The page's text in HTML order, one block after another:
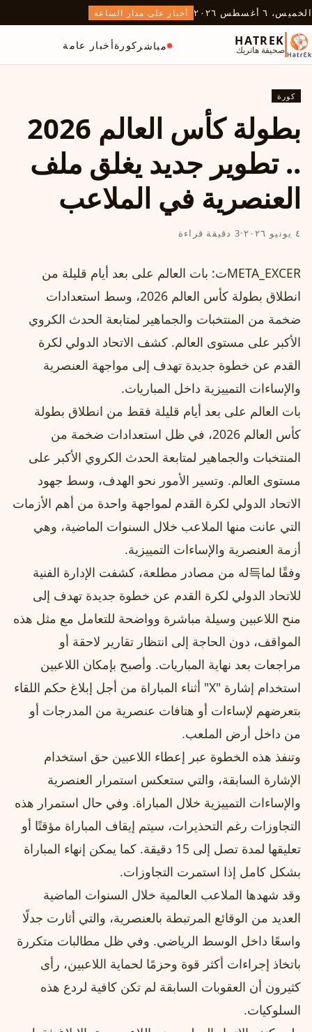
الخميس، ٦ أغسطس ٢٠٢٦ أخبار على مدار الساعة
HATREK
صحيفة هاتريك مباشر كورةأخبار عامة
كورة
بطولة كأس العالم 2026
.. تطوير جديد يغلق ملف
العنصرية في الملاعب
٤ يونيو ٢٠٢٦ ·3 دقيقة قراءة
META_EXCERت: بات العالم على بعد أيام قليلة من
انطلاق بطولة كأس العالم 2026، وسط استعدادات
ضخمة من المنتخبات والجماهير لمتابعة الحدث الكروي
الأكبر على مستوى العالم. كشف الاتحاد الدولي لكرة
القدم عن خطوة جديدة تهدف إلى مواجهة العنصرية
والإساءات التمييزية داخل المباريات.
بات العالم على بعد أيام قليلة فقط من انطلاق بطولة
كأس العالم 2026، في ظل استعدادات ضخمة من
المنتخبات والجماهير لمتابعة الحدث الكروي الأكبر على
مستوى العالم. وتسير الأمور نحو الهدف، وسط جهود
الاتحاد الدولي لكرة القدم لمواجهة واحدة من أهم الأزمات
التي عانت منها الملاعب خلال السنوات الماضية، وهي
أزمة العنصرية والإساءات التمييزية.
وفقًا لما득له من مصادر مطلعة، كشفت الإدارة الفنية
للاتحاد الدولي لكرة القدم عن خطوة جديدة تهدف إلى
منح اللاعبين وسيلة مباشرة وواضحة للتعامل مع مثل هذه
المواقف، دون الحاجة إلى انتظار تقارير لاحقة أو
مراجعات بعد نهاية المباريات. وأصبح بإمكان اللاعبين
استخدام إشارة "X" أثناء المباراة من أجل إبلاغ حكم اللقاء
بتعرضهم لإساءات أو هتافات عنصرية من المدرجات أو
من داخل أرض الملعب.
وتنفذ هذه الخطوة عبر إعطاء اللاعبين حق استخدام
الإشارة السابقة، والتي ستعكس استمرار العنصرية
والإساءات التمييزية خلال المباراة. وفي حال استمرار هذه
التجاوزات رغم التحذيرات، سيتم إيقاف المباراة مؤقتًا أو
تعليقها لمدة تصل إلى 15 دقيقة. كما يمكن إنهاء المباراة
بشكل كامل إذا استمرت التجاوزات.
وقد شهدها الملاعب العالمية خلال السنوات الماضية
العديد من الوقائع المرتبطة بالعنصرية، والتي أثارت جدلًا
واسعًا داخل الوسط الرياضي. وفي ظل مطالبات متكررة
باتخاذ إجراءات أكثر قوة وحزمًا لحماية اللاعبين، رأى
كثيرون أن العقوبات السابقة لم تكن كافية لردع هذه
السلوكيات.